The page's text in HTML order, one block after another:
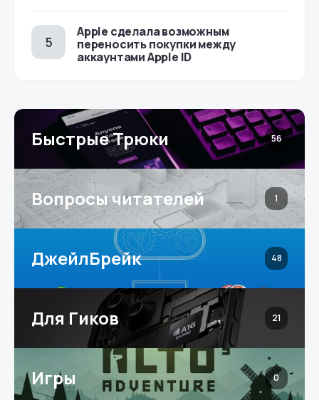
Apple сделала возможным
переносить покупки между
аккаунтами Apple ID
Быстрые Трюки 56
Вопросы читателей 1
ДжейлБрейк 48
Для Гиков 21
Игры 0